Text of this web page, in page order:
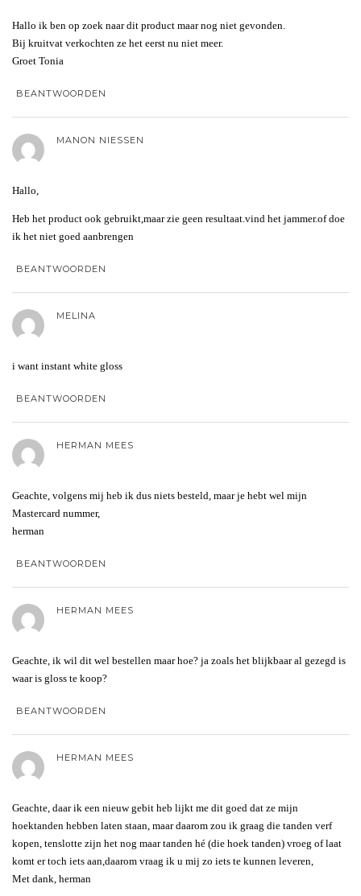
Hallo ik ben op zoek naar dit product maar nog niet gevonden.
Bij kruitvat verkochten ze het eerst nu niet meer.
Groet Tonia
BEANTWOORDEN
MANON NIESSEN
Hallo,
Heb het product ook gebruikt,maar zie geen resultaat.vind het jammer.of doe
ik het niet goed aanbrengen
BEANTWOORDEN
MELINA
i want instant white gloss
BEANTWOORDEN
HERMAN MEES
Geachte, volgens mij heb ik dus niets besteld, maar je hebt wel mijn
Mastercard nummer,
herman
BEANTWOORDEN
HERMAN MEES
Geachte, ik wil dit wel bestellen maar hoe? ja zoals het blijkbaar al gezegd is
waar is gloss te koop?
BEANTWOORDEN
HERMAN MEES
Geachte, daar ik een nieuw gebit heb lijkt me dit goed dat ze mijn
hoektanden hebben laten staan, maar daarom zou ik graag die tanden verf
kopen, tenslotte zijn het nog maar tanden hé (die hoek tanden) vroeg of laat
komt er toch iets aan,daarom vraag ik u mij zo iets te kunnen leveren,
Met dank, herman